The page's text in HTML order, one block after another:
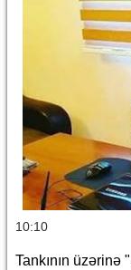
10:10
Tankının üzərinə